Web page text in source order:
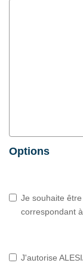
Options
Je souhaite
correspondant
J'autorise